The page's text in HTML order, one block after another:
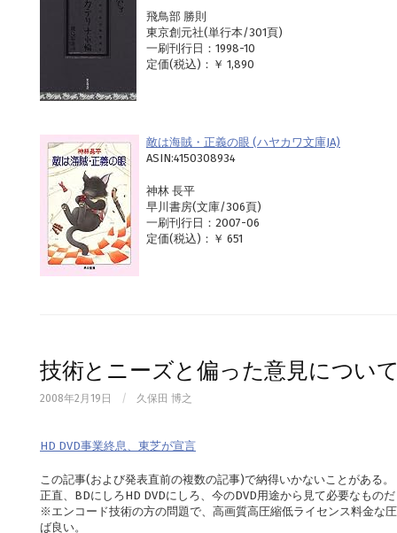
飛鳥部 勝則
東京創元社(単行本/301頁)
一刷刊行日：1998-10
定価(税込)：￥ 1,890
敵は海賊・正義の眼 (ハヤカワ文庫JA)
ASIN:4150308934
神林 長平
早川書房(文庫/306頁)
一刷刊行日：2007-06
定価(税込)：￥ 651
技術とニーズと偏った意見につい
2008年2月19日 / 久保田 博之
HD DVD事業終息、東芝が宣言
この記事(および発表直前の複数の記事)で納得いかないことがある。
正直、BDにしろHD DVDにしろ、今のDVD用途から見て必要なもの
※エンコード技術の方の問題で、高画質高圧縮低ライセンス料金な
ば良い。